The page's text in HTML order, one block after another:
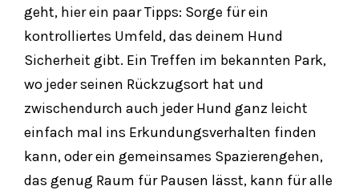
geht, hier ein paar Tipps: Sorge für ein
kontrolliertes Umfeld, das deinem Hund
Sicherheit gibt. Ein Treffen im bekannten Park,
wo jeder seinen Rückzugsort hat und
zwischendurch auch jeder Hund ganz leicht
einfach mal ins Erkundungsverhalten finden
kann, oder ein gemeinsames Spazierengehen,
das genug Raum für Pausen lässt, kann für alle